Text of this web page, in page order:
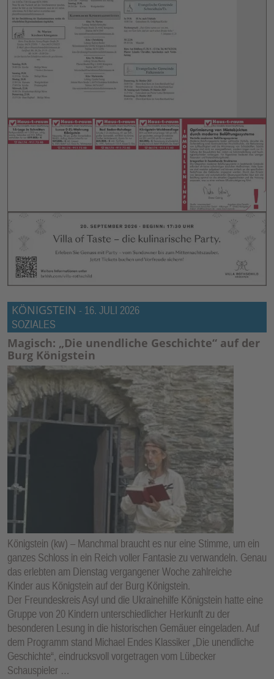
KÖNIGSTEIN - 16. JULI 2026
SOZIALES
Magisch: „Die unendliche Geschichte“ auf der
Burg Königstein
Königstein (kw) – Manchmal braucht es nur eine Stimme, um ein
ganzes Schloss in ein Reich voller Fantasie zu verwandeln. Genau
das erlebten am Dienstag vergangener Woche zahlreiche
Kinder aus Königstein auf der Burg Königstein.
Der Freundeskreis Asyl und die Ukrainehilfe Königstein hatte eine
Gruppe von 20 Kindern unterschiedlicher Herkunft zu der
besonderen Lesung in die historischen Gemäuer eingeladen. Auf
dem Programm stand Michael Endes Klassiker „Die unendliche
Geschichte“, eindrucksvoll vorgetragen vom Lübecker
Schauspieler …